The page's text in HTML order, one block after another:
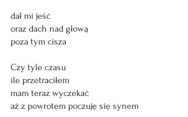
dał mi jeść
oraz dach nad głową
poza tym cisza
Czy tyle czasu
ile przetraciłem
mam teraz wyczekać
aż z powrotem poczuję się synem